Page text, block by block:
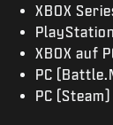
XBOX
XBOX auf
PC
PC (Steam)